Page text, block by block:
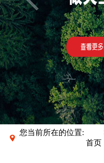
您当前所在的位置: 首页